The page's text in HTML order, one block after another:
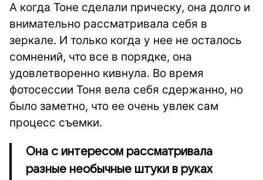
А когда Тоне сделали прическу, она долго и
внимательно рассматривала себя в
зеркале. И только когда у нее не осталось
сомнений, что все в порядке, она
удовлетворенно кивнула. Во время
фотосессии Тоня вела себя сдержанно, но
было заметно, что ее очень увлек сам
процесс съемки.
Она с интересом рассматривала
разные необычные штуки в руках